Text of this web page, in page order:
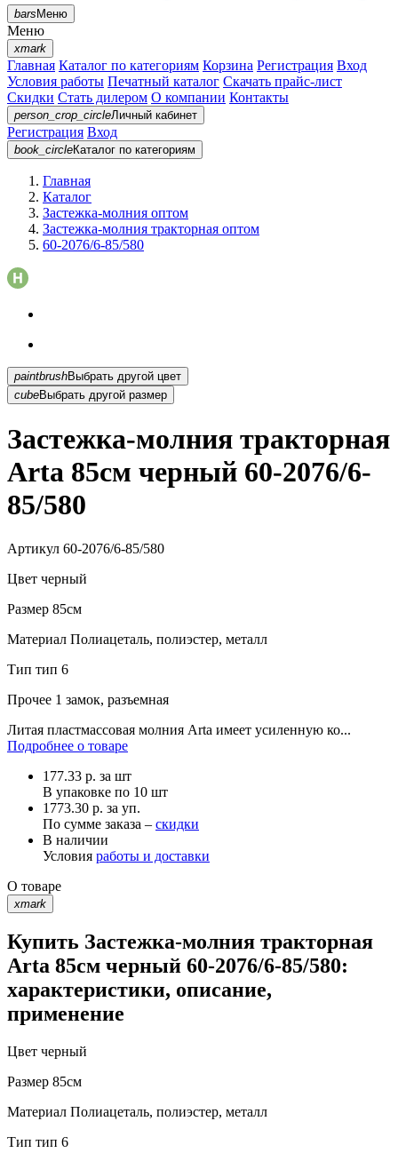
barsМеню
Меню
xmark
Главная Каталог по категориям Корзина Регистрация Вход
Условия работы Печатный каталог Скачать прайс-лист
Скидки Стать дилером О компании Контакты
person_crop_circleЛичный кабинет
Регистрация Вход
book_circleКаталог по категориям
Главная
Каталог
Застежка-молния оптом
Застежка-молния тракторная оптом
60-2076/6-85/580
paintbrush
Выбрать другой цвет
cubeВыбрать другой размер
Застежка-молния тракторная
Arta 85см черный 60-2076/6-
85/580
Артикул 60-2076/6-85/580
Цвет черный
Размер 85см
Материал Полиацеталь, полиэстер, металл
Тип тип 6
Прочее 1 замок, разъемная
Литая пластмассовая молния Arta имеет усиленную ко...
Подробнее о товаре
177.33 р. за шт
В упаковке по 10 шт
1773.30 р. за уп.
По сумме заказа – скидки
В наличии
Условия работы и доставки
О товаре
xmark
Купить Застежка-молния тракторная
Arta 85см черный 60-2076/6-85/580:
характеристики, описание,
применение
Цвет черный
Размер 85см
Материал Полиацеталь, полиэстер, металл
Тип тип 6